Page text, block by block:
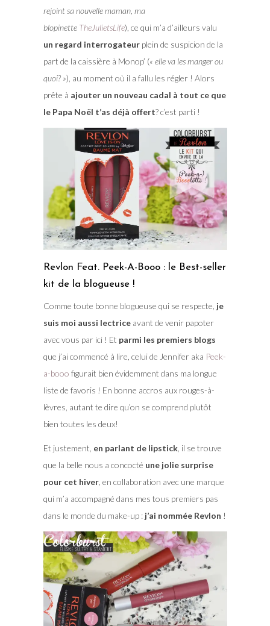
rejoint sa nouvelle maman, ma
blopinette TheJulietsLife), ce qui m’a d’ailleurs valu
un regard interrogateurplein de suspicion de la
part de la caissière à Monop’ (« elle va les manger ou
quoi? »), au moment où il a fallu les régler ! Alors
prête à ajouter un nouveau cadal à tout ce que
le Papa Noël t’as déjà offert? c’est parti !
Revlon Feat. Peek-A-Booo : le Best-seller
kit de la blogueuse !
Comme toute bonne blogueuse qui se respecte, je
suis moi aussi lectriceavant de venir papoter
avec vous par ici ! Et parmi les premiers blogs
que j’ai commencé à lire, celui de Jennifer aka Peek-
a-booo figurait bien évidemment dans ma longue
liste de favoris ! En bonne accros aux rouges-à-
lèvres, autant te dire qu’on se comprend plutôt
bien toutes les deux!
Et justement, en parlant de lipstick, il se trouve
que la belle nous a concocté une jolie surprise
pour cet hiver, en collaboration avec une marque
qui m’a accompagné dans mes tous premiers pas
dans le monde du make-up : j’ai nommée Revlon !